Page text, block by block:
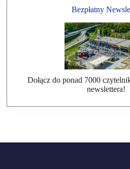
Bezpłatny
Dołącz do ponad 7000
newslettera!